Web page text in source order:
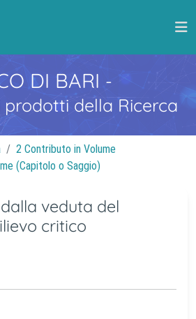
DI BARI -
della Ricerca
2 Contributo in Volume
(Capitolo o Saggio)
veduta del
critico